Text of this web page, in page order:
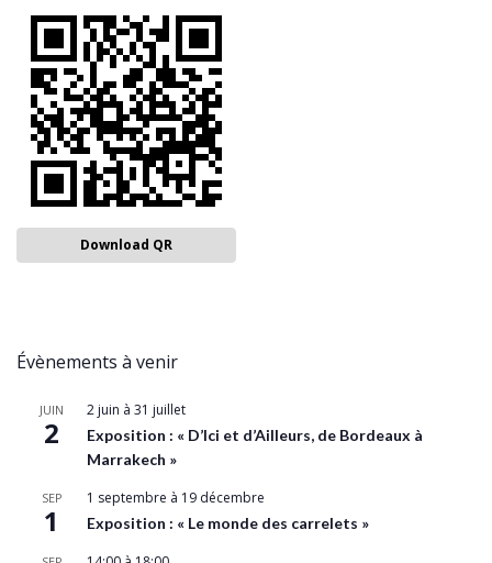
Download QR
Évènements à venir
JUIN
2
2 juin à 31 juillet
Exposition : « D’Ici et d’Ailleurs, de Bordeaux à
Marrakech »
SEP
1
1 septembre à 19 décembre
Exposition : « Le monde des carrelets »